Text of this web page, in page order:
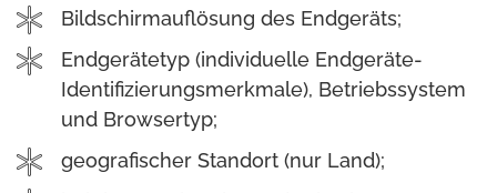
Bildschirmauflösung des Endgeräts;
Endgerätetyp (individuelle Endgeräte-
Identifizierungsmerkmale), Betriebssystem
und Browsertyp;
geografischer Standort (nur Land);